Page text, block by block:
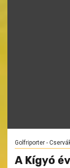
Golfriporter -
A Kígyó